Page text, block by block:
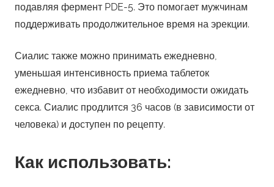
подавляя фермент PDE-5. Это помогает мужчинам
поддерживать продолжительное время на эрекции.
Сиалис также можно принимать ежедневно,
уменьшая интенсивность приема таблеток
ежедневно, что избавит от необходимости ожидать
секса. Сиалис продлится 36 часов (в зависимости от
человека) и доступен по рецепту.
Как использовать: